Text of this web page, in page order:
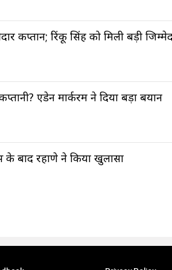
कप्तान; रिंकू सिंह को मिली बड़ी
एडेन मार्करम ने दिया बड़ा बयान
बाद रहाणे ने किया खुलासा